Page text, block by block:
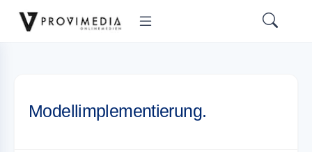
Modellimplementierung.